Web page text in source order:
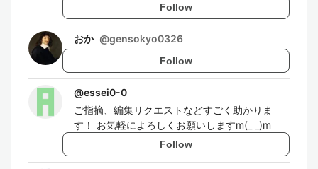
Follow
おか @gensokyo0326
Follow
@essei0-0
ご指摘、編集リクエストなどすごく助かりま
す！ お気軽によろしくお願いしますm(_ _)m
Follow